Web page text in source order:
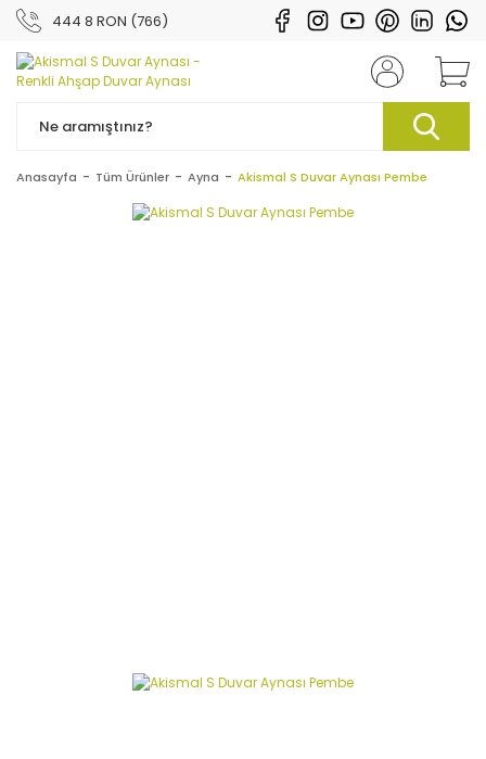
444 8 RON (766)
Anasayfa Tüm Ürünler Ayna Akismal S Duvar Aynası Pembe